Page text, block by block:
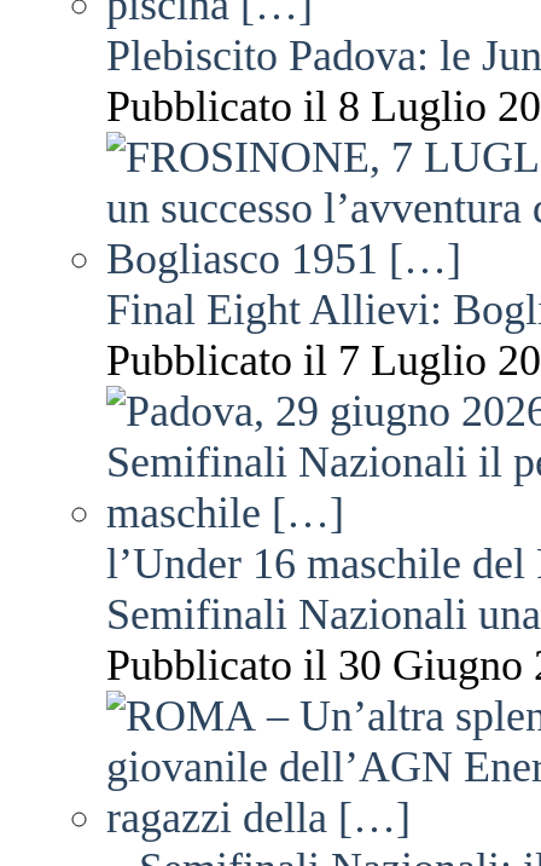
Plebiscito Padova: le
Pubblicato il 8 Luglio
Final Eight Allievi:
Pubblicato il 7 Luglio
l’Under 16 maschile
Semifinali Nazionali
Pubblicato il 30 Giugno